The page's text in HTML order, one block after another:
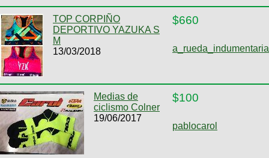
TOP CORPIÑO
DEPORTIVO YAZUKA S
M
13/03/2018
$660
a_rueda_indumentaria
Medias de
ciclismo Colner
19/06/2017
$100
pablocarol